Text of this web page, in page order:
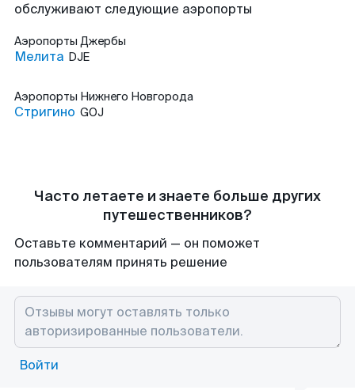
обслуживают следующие аэропорты
Аэропорты Джербы
Мелита DJE
Аэропорты Нижнего Новгорода
Стригино GOJ
Часто летаете и знаете больше других
путешественников?
Оставьте комментарий — он поможет
пользователям принять решение
Войти